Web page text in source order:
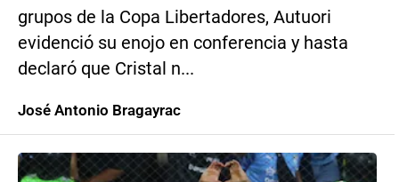
grupos de la Copa Libertadores, Autuori
evidenció su enojo en conferencia y hasta
declaró que Cristal n...
José Antonio Bragayrac